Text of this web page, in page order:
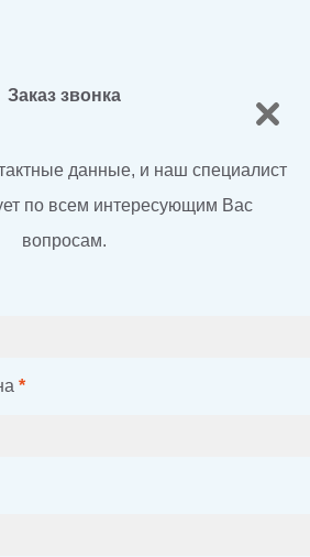
Заказ звонка
данные, и наш специалист
по всем интересующим Вас
вопросам.
*